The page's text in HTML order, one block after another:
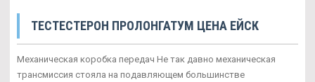
ТЕСТЕСТЕРОН ПРОЛОНГАТУМ ЦЕНА ЕЙСК
Механическая коробка передач Не так давно механическая
трансмиссия стояла на подавляющем большинстве